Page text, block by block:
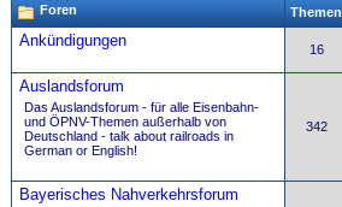
Foren Themen
Ankündigungen 16
Auslandsforum
Das Auslandsforum - für alle Eisenbahn-
und ÖPNV-Themen außerhalb von
Deutschland - talk about railroads in
German or English!
342
Bayerisches Nahverkehrsforum